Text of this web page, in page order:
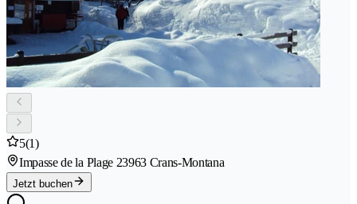
5(1)
Impasse de la Plage 23963 Crans-Montana
Jetzt buchen